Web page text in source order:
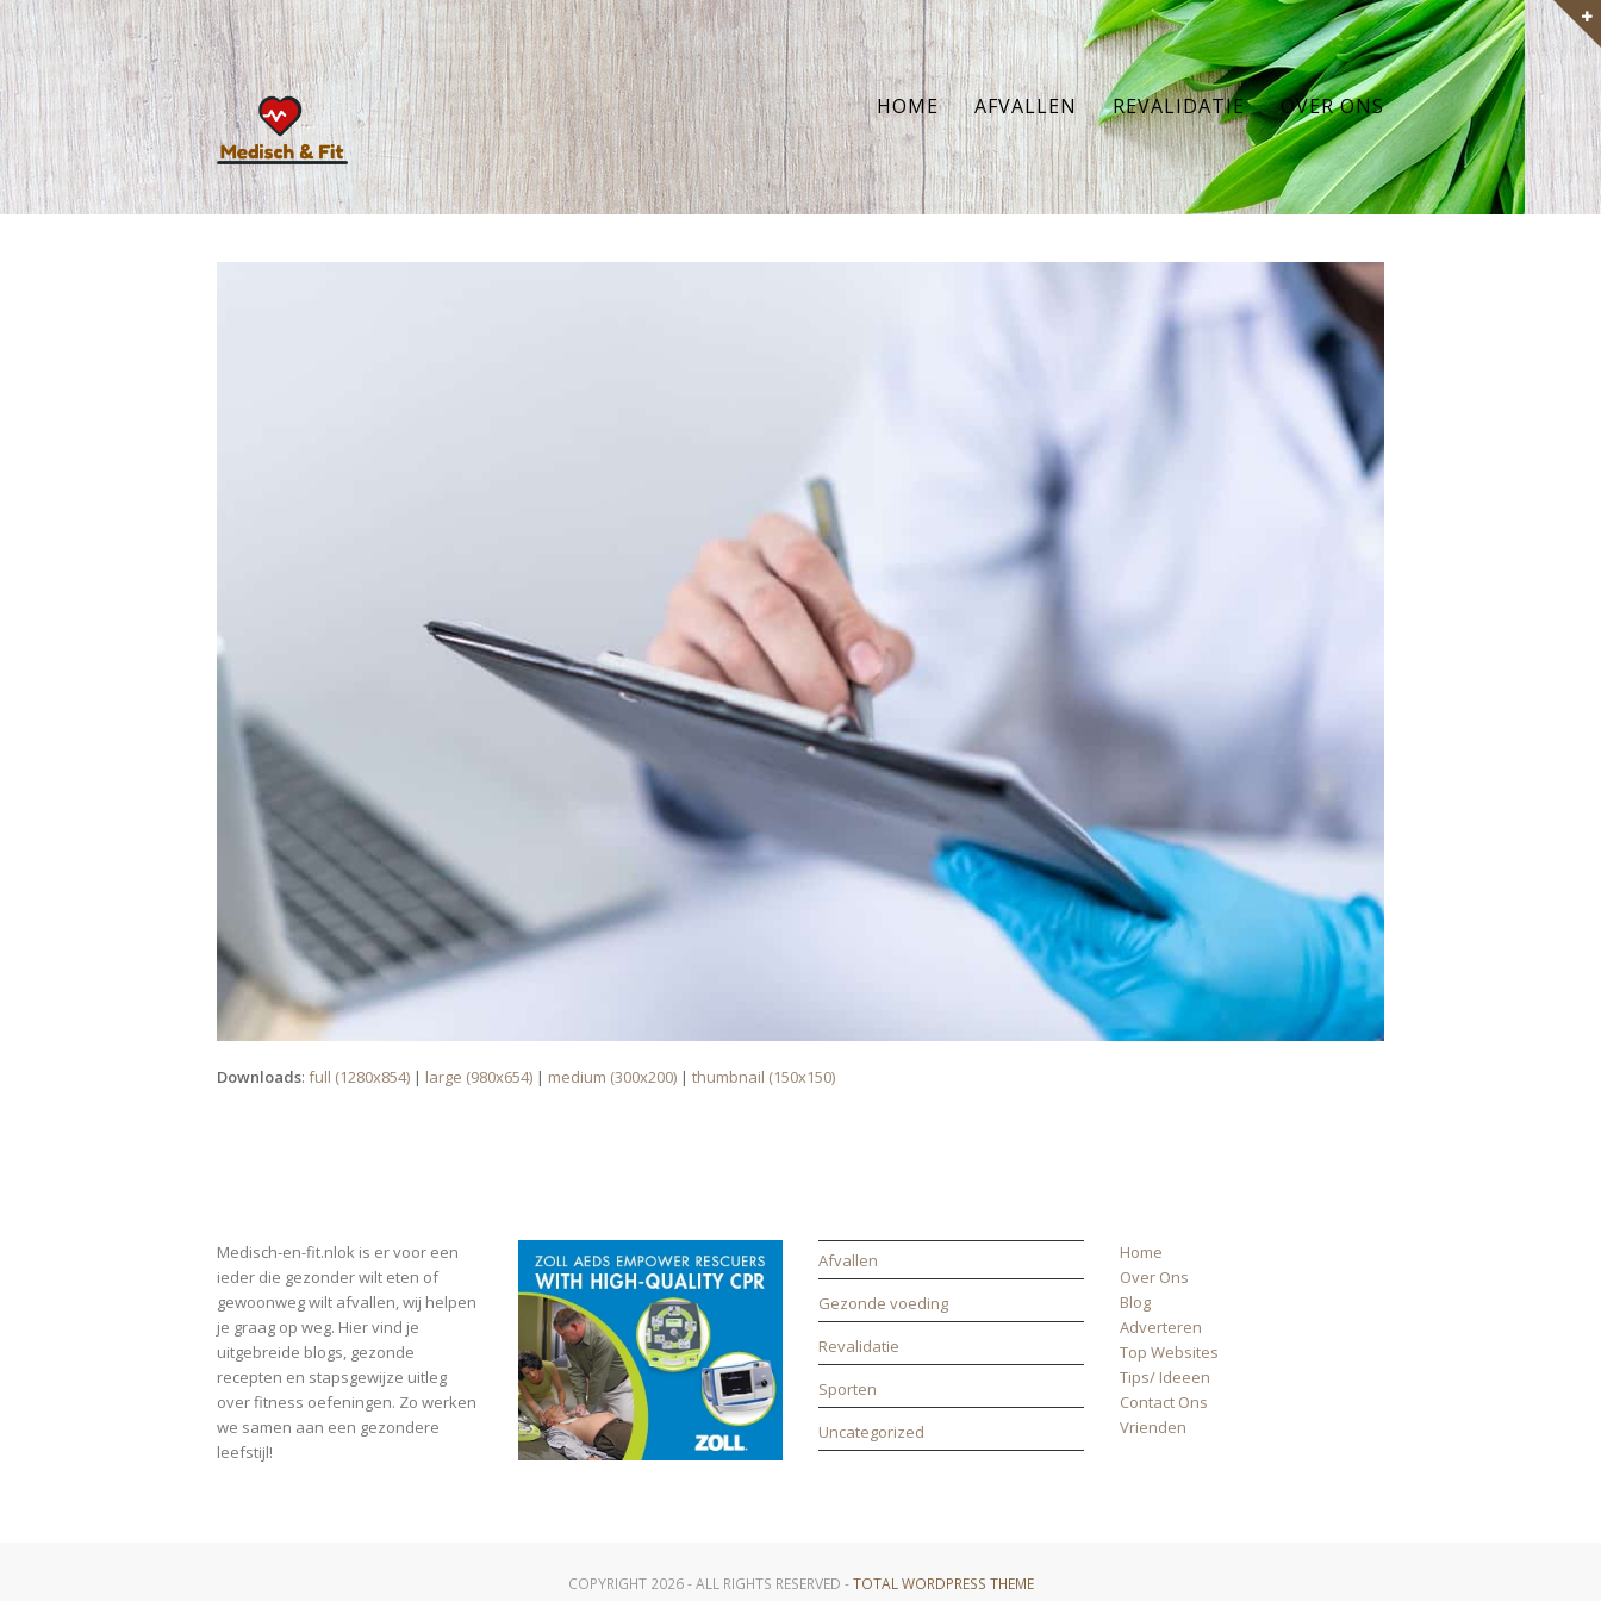
HOME AFVALLEN REVALIDATIE OVER ONS
Downloads: full (1280x854) | large (980x654) | medium (300x200) | thumbnail (150x150)
Medisch-en-fit.nlok is er voor een
ieder die gezonder wilt eten of
gewoonweg wilt afvallen, wij helpen
je graag op weg. Hier vind je
uitgebreide blogs, gezonde
recepten en stapsgewijze uitleg
over fitness oefeningen. Zo werken
we samen aan een gezondere
leefstijl!
Afvallen
Gezonde voeding
Revalidatie
Sporten
Uncategorized
Home
Over Ons
Blog
Adverteren
Top Websites
Tips/ Ideeen
Contact Ons
Vrienden
COPYRIGHT 2026 - ALL RIGHTS RESERVED -TOTAL WORDPRESS THEME